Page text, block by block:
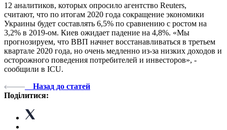
12 аналитиков, которых опросило агентство Reuters,
считают, что по итогам 2020 года сокращение экономики
Украины будет составлять 6,5% по сравнению с ростом на
3,2% в 2019-ом. Киев ожидает падение на 4,8%. «Мы
прогнозируем, что ВВП начнет восстанавливаться в третьем
квартале 2020 года, но очень медленно из-за низких доходов и
осторожного поведения потребителей и инвесторов», -
сообщили в ICU.
Назад до статей
Поділитися: